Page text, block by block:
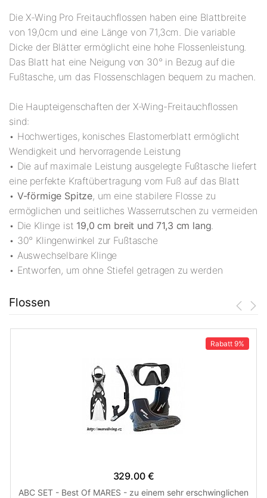
Die X-Wing Pro Freitauchflossen haben eine Blattbreite
von 19,0cm und eine Länge von 71,3cm. Die variable
Dicke der Blätter ermöglicht eine hohe Flossenleistung.
Das Blatt hat eine Neigung von 30° in Bezug auf die
Fußtasche, um das Flossenschlagen bequem zu machen.
Die Haupteigenschaften der X-Wing-Freitauchflossen
sind:
• Hochwertiges, konisches Elastomerblatt ermöglicht
Wendigkeit und hervorragende Leistung
• Die auf maximale Leistung ausgelegte Fußtasche liefert
eine perfekte Kraftübertragung vom Fuß auf das Blatt
• V-förmige Spitze, um eine stabilere Flosse zu
ermöglichen und seitliches Wasserrutschen zu vermeiden
• Die Klinge ist 19,0 cm breit und 71,3 cm lang.
• 30° Klingenwinkel zur Fußtasche
• Auswechselbare Klinge
• Entworfen, um ohne Stiefel getragen zu werden
Flossen
Rabatt 9%
329.00 €
ABC SET - Best Of MARES - zu einem sehr erschwinglichen